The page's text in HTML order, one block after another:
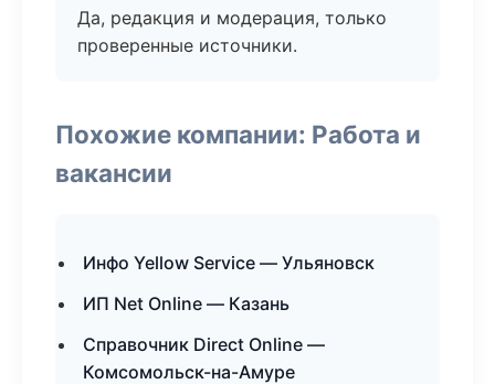
Да, редакция и модерация, только
проверенные источники.
Похожие компании: Работа и
вакансии
Инфо Yellow Service — Ульяновск
ИП Net Online — Казань
Справочник Direct Online —
Комсомольск-на-Амуре